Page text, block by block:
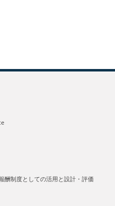
酬制度としての活用と設計・評価